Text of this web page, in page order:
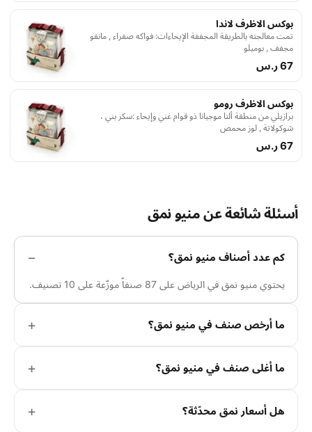
بوكس الاظرف لاندا
تمت معالجته بالطريقة المجففة الإيحاءات: فواكه صفراء , مانقو
مجفف , بوميلو
67 ر.س
بوكس الاظرف رومو
برازيلي من منطقة ألتا موجيانا ذو قوام غني وإيحاء :سكر بني ،
شوكولاتة , لوز محمص
67 ر.س
أسئلة شائعة عن منيو نمق
كم عدد أصناف منيو نمق؟
يحتوي منيو نمق في الرياض على 87 صنفاً موزّعة على 10 تصنيف.
ما أرخص صنف في منيو نمق؟
ما أغلى صنف في منيو نمق؟
هل أسعار نمق محدّثة؟